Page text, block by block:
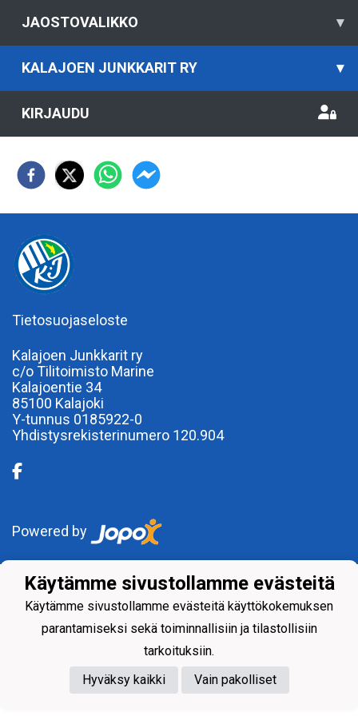
JAOSTOVALIKKO ▾
KALAJOEN JUNKKARIT RY ▾
KIRJAUDU
Tietosuojaseloste
Kalajoen Junkkarit ry
c/o Tilitoimisto Marine
Kalajoentie 34
85100 Kalajoki
Y-tunnus 0185922-0
Yhdistysrekisterinumero 120.904
Powered by
Käytämme sivustollamme evästeitä
Käytämme sivustollamme evästeitä käyttökokemuksen
parantamiseksi sekä toiminnallisiin ja tilastollisiin
tarkoituksiin.
Hyväksy kaikki
Vain pakolliset